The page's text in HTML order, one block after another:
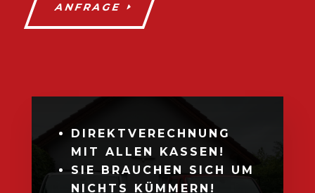
ANFRAGE
DIREKTVERECHNUNG
MIT ALLEN KASSEN!
SIE BRAUCHEN SICH UM
NICHTS KÜMMERN!